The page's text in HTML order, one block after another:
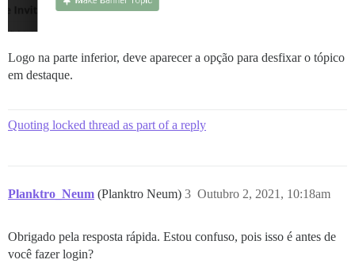
Logo na parte inferior, deve aparecer a opção para desfixar o tópico
em destaque.
Quoting locked thread as part of a reply
Planktro_Neum (Planktro Neum) Outubro 2, 2021, 10:18am
3
Obrigado pela resposta rápida. Estou confuso, pois isso é antes de
você fazer login?